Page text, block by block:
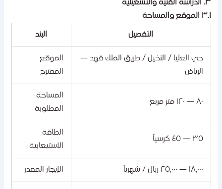
التفصيل
حي العليا / النخيل / طريق الملك فهد —
الرياض
الموقع
المقترح
المساحة
المطلوبة
الطاقة
الاستيعابية
١٨,٠٠٠ — ٢٥,٠٠٠ ريال / شهرياً الإيجار المقدر